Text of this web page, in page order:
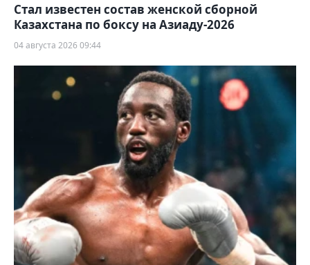
Стал известен состав женской сборной
Казахстана по боксу на Азиаду-2026
04 августа 2026 09:44